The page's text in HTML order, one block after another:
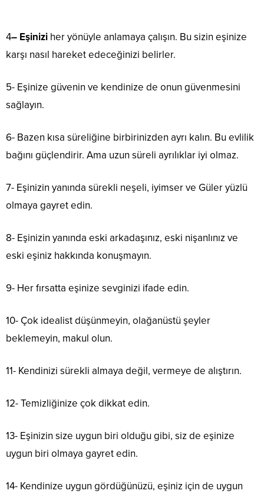
4– Eşinizi her yönüyle anlamaya çalışın. Bu sizin eşinize
karşı nasıl hareket edeceğinizi belirler.
5- Eşinize güvenin ve kendinize de onun güvenmesini
sağlayın.
6- Bazen kısa süreliğine birbirinizden ayrı kalın. Bu evlilik
bağını güçlendirir. Ama uzun süreli ayrılıklar iyi olmaz.
7- Eşinizin yanında sürekli neşeli, iyimser ve Güler yüzlü
olmaya gayret edin.
8- Eşinizin yanında eski arkadaşınız, eski nişanlınız ve
eski eşiniz hakkında konuşmayın.
9- Her fırsatta eşinize sevginizi ifade edin.
10- Çok idealist düşünmeyin, olağanüstü şeyler
beklemeyin, makul olun.
11- Kendinizi sürekli almaya değil, vermeye de alıştırın.
12- Temizliğinize çok dikkat edin.
13- Eşinizin size uygun biri olduğu gibi, siz de eşinize
uygun biri olmaya gayret edin.
14- Kendinize uygun gördüğünüzü, eşiniz için de uygun